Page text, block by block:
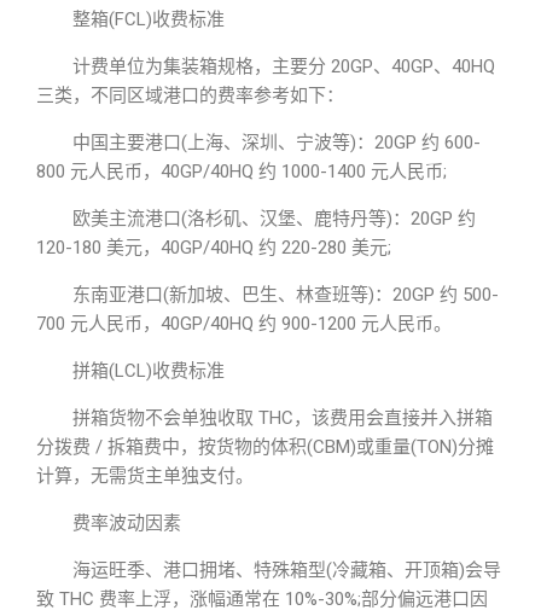
整箱(FCL)收费标准
计费单位为集装箱规格，主要分 20GP、40GP、40HQ
三类，不同区域港口的费率参考如下：
中国主要港口(上海、深圳、宁波等)：20GP 约 600-
800 元人民币，40GP/40HQ 约 1000-1400 元人民币;
欧美主流港口(洛杉矶、汉堡、鹿特丹等)：20GP 约
120-180 美元，40GP/40HQ 约 220-280 美元;
东南亚港口(新加坡、巴生、林查班等)：20GP 约 500-
700 元人民币，40GP/40HQ 约 900-1200 元人民币。
拼箱(LCL)收费标准
拼箱货物不会单独收取 THC，该费用会直接并入拼箱
分拨费 / 拆箱费中，按货物的体积(CBM)或重量(TON)分摊
计算，无需货主单独支付。
费率波动因素
海运旺季、港口拥堵、特殊箱型(冷藏箱、开顶箱)会导
致 THC 费率上浮，涨幅通常在 10%-30%;部分偏远港口因